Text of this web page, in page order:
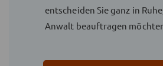
entscheiden Sie ganz in
Anwalt beauftragen